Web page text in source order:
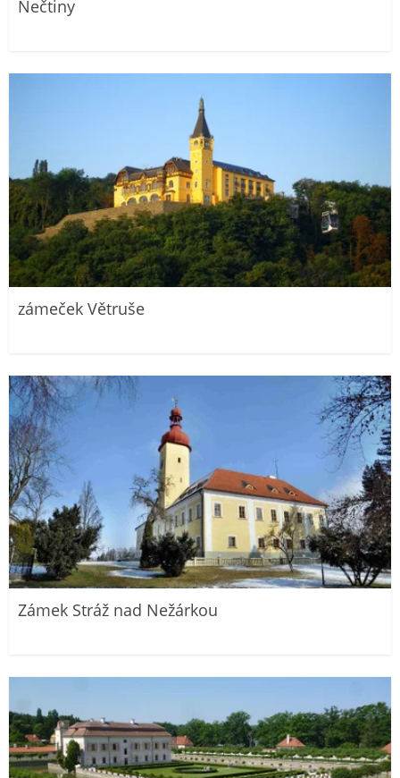
Nečtiny
zámeček Větruše
Zámek Stráž nad Nežárkou